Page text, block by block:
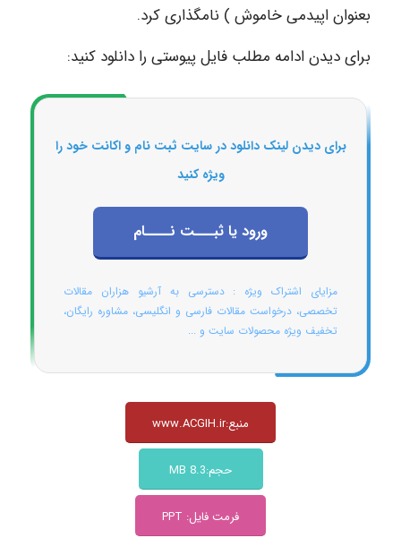
بعنوان اپیدمی خاموش ) نامگذاری کرد.
برای دیدن ادامه مطلب فایل پیوستی را دانلود کنید:
برای دیدن لینک دانلود در سایت ثبت نام و اکانت خود را
ویژه کنید
ورود یا ثبـــت نــــام
مزایای اشتراک ویژه : دسترسی به آرشیو هزاران مقالات
تخصصی، درخواست مقالات فارسی و انگلیسی، مشاوره رایگان،
تخفیف ویژه محصولات سایت و ...
منبع:www.ACGIH.ir
حجم:8.3 MB
فرمت فایل: PPT